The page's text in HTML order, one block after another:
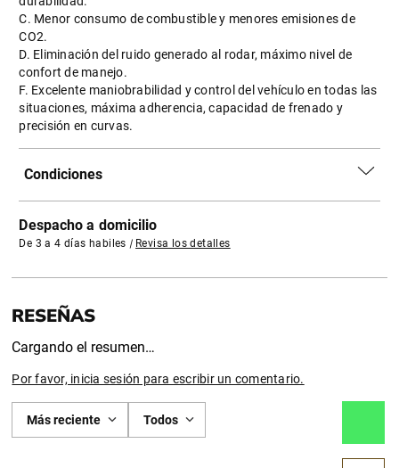
C. Menor consumo de combustible y menores emisiones de
CO2.
D. Eliminación del ruido generado al rodar, máximo nivel de
confort de manejo.
F. Excelente maniobrabilidad y control del vehículo en todas las
situaciones, máxima adherencia, capacidad de frenado y
precisión en curvas.
Condiciones
Despacho a domicilio
De 3 a 4 días habiles | Revisa los detalles
Cargando el resumen…
Por favor, inicia sesión para escribir un comentario.
Más reciente Todos